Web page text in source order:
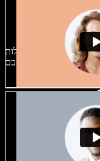
במגוון
בחרו מתוך מאות קולות